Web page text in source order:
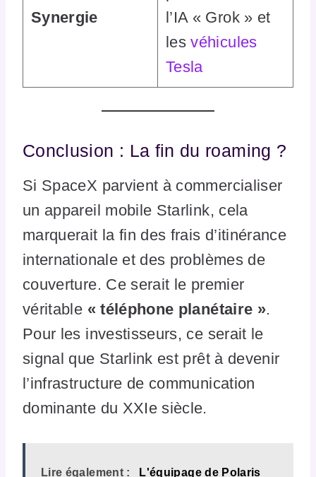
Synergie
l’IA « Grok » et
lesvéhicules
Tesla
Conclusion : La fin du roaming ?
Si SpaceX parvient à commercialiser
un appareil mobile Starlink, cela
marquerait la fin des frais d’itinérance
internationale et des problèmes de
couverture. Ce serait le premier
véritable « téléphone planétaire ».
Pour les investisseurs, ce serait le
signal que Starlink est prêt à devenir
l’infrastructure de communication
dominante du XXIe siècle.
Lire également : L'équipage de Polaris